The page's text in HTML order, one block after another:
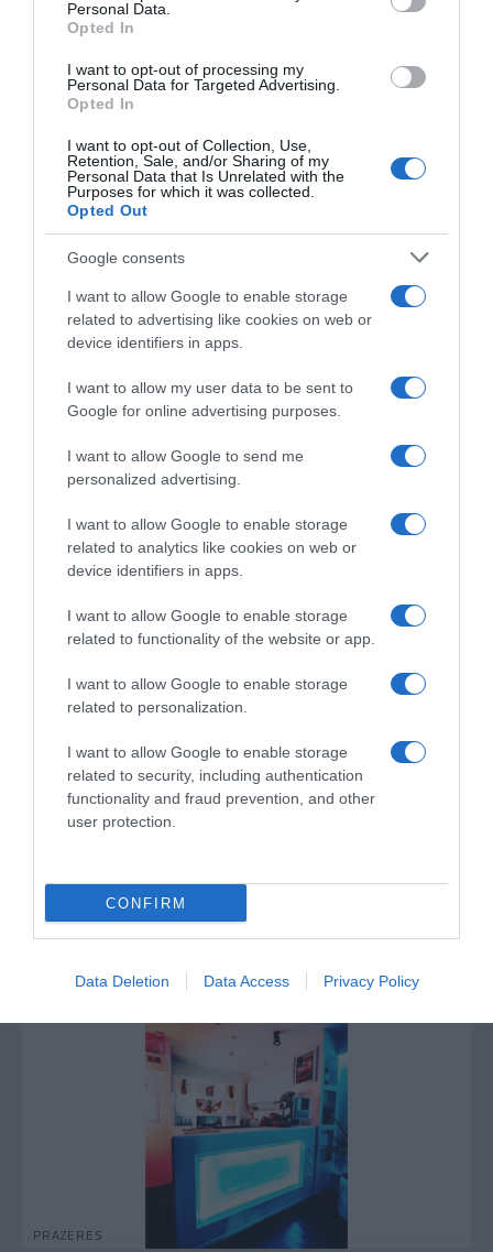
Personal Data.
Opted In
I want to opt-out of processing my
Personal Data for Targeted Advertising.
Opted In
I want to opt-out of Collection, Use,
Retention, Sale, and/or Sharing of my
Personal Data that Is Unrelated with the
Purposes for which it was collected.
Opted Out
Google consents
I want to allow Google to enable storage
related to advertising like cookies on web or
device identifiers in apps.
I want to allow my user data to be sent to
Google for online advertising purposes.
I want to allow Google to send me
personalized advertising.
I want to allow Google to enable storage
related to analytics like cookies on web or
device identifiers in apps.
I want to allow Google to enable storage
related to functionality of the website or app.
I want to allow Google to enable storage
related to personalization.
I want to allow Google to enable storage
related to security, including authentication
functionality and fraud prevention, and other
user protection.
CONFIRM
Data Deletion Data Access Privacy Policy
PRODUTOS E MARCAS
automóvel português
4 Out 16:41
PRAZERES
Chef italiano Felice Lo Basso é o convidado do
projecto '12 Chefs 12 Meses'
25 Set 11:09
PRAZERES
aconselha jovens a confiar na intuição
1 Out 12:12
PRAZERES